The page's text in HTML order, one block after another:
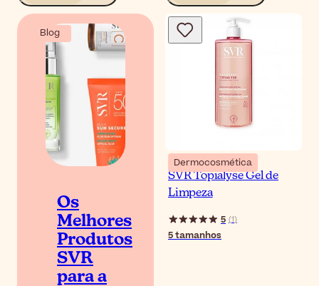
Blog
Os
Melhores
Produtos
SVR
para a
Dermocosmética
SVR Topialyse Gel de
Limpeza
5 (1)
5tamanhos